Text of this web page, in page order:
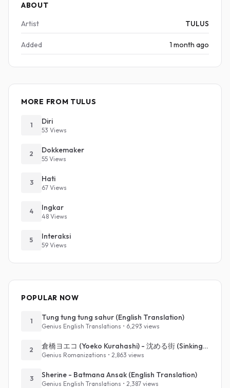
ABOUT
Artist
TULUS
Added 1 month ago
MORE FROM TULUS
1 Diri
53 Views
2 Dokkemaker
55 Views
3 Hati
67 Views
4 Ingkar
48 Views
5 Interaksi
59 Views
POPULAR NOW
1 Tung tung tung sahur (English Translation)
Genius English Translations • 6,293 views
2 倉橋ヨエコ (Yoeko Kurahashi) - 沈める街 (Sinking Town) (Romanized)
Genius Romanizations • 2,863 views
3 Sherine - Batmana Ansak (English Translation)
Genius English Translations • 2,387 views